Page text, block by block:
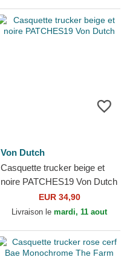
Von Dutch
Casquette trucker beige et
noire PATCHES19 Von Dutch
EUR 34,90
Livraison le mardi, 11 aout